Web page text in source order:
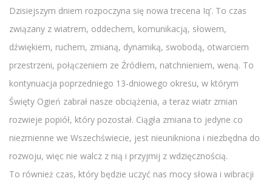
Dzisiejszym dniem rozpoczyna się nowa trecena Iq’. To czas
związany z wiatrem, oddechem, komunikacją, słowem,
dźwiękiem, ruchem, zmianą, dynamiką, swobodą, otwarciem
przestrzeni, połączeniem ze Źródłem, natchnieniem, weną. To
kontynuacja poprzedniego 13-dniowego okresu, w którym
Święty Ogień zabrał nasze obciążenia, a teraz wiatr zmian
rozwieje popiół, który pozostał. Ciągła zmiana to jedyne co
niezmienne we Wszechświecie, jest nieunikniona i niezbędna do
rozwoju, więc nie walcz z nią i przyjmij z wdzięcznością.
To również czas, który będzie uczyć nas mocy słowa i wibracji